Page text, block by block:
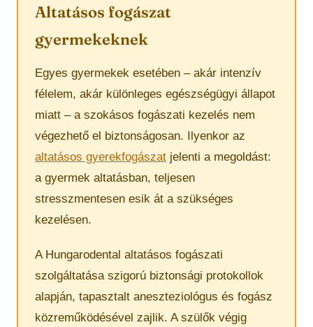
Altatásos fogászat
gyermekeknek
Egyes gyermekek esetében – akár intenzív
félelem, akár különleges egészségügyi állapot
miatt – a szokásos fogászati kezelés nem
végezhető el biztonságosan. Ilyenkor az
altatásos gyerekfogászat jelenti a megoldást:
a gyermek altatásban, teljesen
stresszmentesen esik át a szükséges
kezelésen.
A Hungarodental altatásos fogászati
szolgáltatása szigorú biztonsági protokollok
alapján, tapasztalt aneszteziológus és fogász
közreműködésével zajlik. A szülők végig